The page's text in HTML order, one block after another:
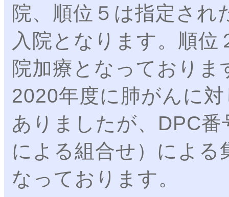
院、順位５は指定され
入院となります。順
院加療となっており
2020年度に肺がんに
ありましたが、DPC
による組合せ）による
なっております。